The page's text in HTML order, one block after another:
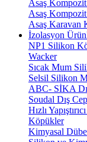
Asaş
Asaş Kompozit
Asaş Karavan
İzolasyon
NP1 Silikon
Wacker
Sıcak Mum
Selsil Silikon
ABC- SİKA
Soudal Dış
Hızlı
Köpükler
Kimyasal